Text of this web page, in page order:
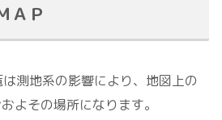
ＡＰ
測地系の影響により、地図上の
よその場所になります。